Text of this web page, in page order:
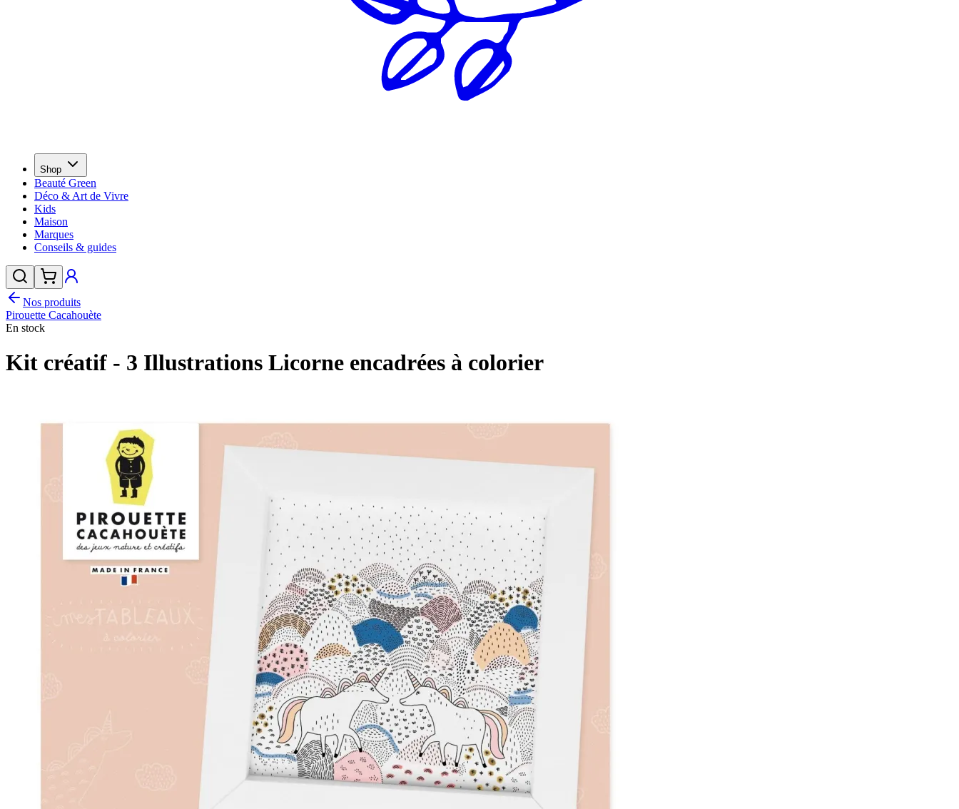
Shop
Beauté Green
Déco & Art de Vivre
Kids
Maison
Marques
Conseils & guides
Nos produits
Pirouette Cacahouète
En stock
Kit créatif - 3 Illustrations Licorne encadrées à colorier